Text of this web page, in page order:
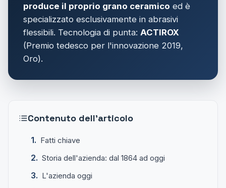
produce il proprio grano ceramico ed è
specializzato esclusivamente in abrasivi
flessibili. Tecnologia di punta: ACTIROX
(Premio tedesco per l'innovazione 2019,
Oro).
Contenuto dell'articolo
Fatti chiave
Storia dell'azienda: dal 1864 ad oggi
L'azienda oggi